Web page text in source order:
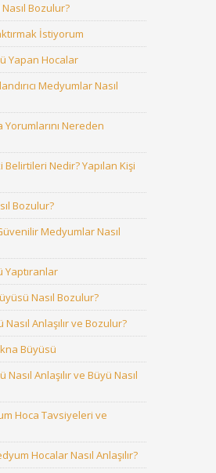
Nasıl Bozulur?
İstiyorum
Yapan Hocalar
Medyumlar Nasıl
Nereden
Nedir? Yapılan Kişi
Bozulur?
Medyumlar Nasıl
Yaptıranlar
Nasıl Bozulur?
Anlaşılır ve Bozulur?
Büyüsü
Nasıl Anlaşılır ve Büyü Nasıl
Hoca Tavsiyeleri ve
Hocalar Nasıl Anlaşılır?